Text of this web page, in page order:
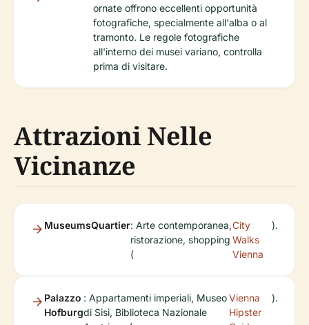
ornate offrono eccellenti opportunità
fotografiche, specialmente all'alba o al
tramonto. Le regole fotografiche
all'interno dei musei variano, controlla
prima di visitare.
Attrazioni Nelle
Vicinanze
MuseumsQuartier: Arte contemporanea,
ristorazione, shopping
(
City
Walks
Vienna
).
Palazzo
Hofburg
: Appartamenti imperiali, Museo
di Sisi, Biblioteca Nazionale
Vienna
Hipster
).